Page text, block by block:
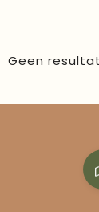
Geen